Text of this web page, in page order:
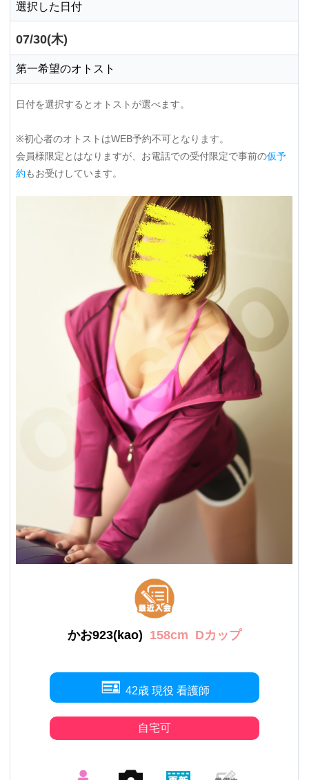
選択した日付
07/30(木)
第一希望のオトスト
日付を選択するとオトストが選べます。
※初心者のオトストはWEB予約不可となります。
会員様限定とはなりますが、お電話での受付限定で事前の仮予
約もお受けしています。
かお923(kao) 158cm Dカップ
42歳 現役 看護師
自宅可